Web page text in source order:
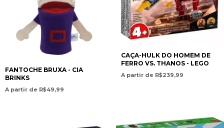
FANTOCHE BRUXA - CIA
BRINKS
A partir de R$49,99
CAÇA-HULK DO HOMEM DE
FERRO VS. THANOS - LEGO
A partir de R$239,99